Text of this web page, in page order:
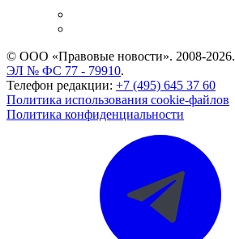
© ООО «Правовые новости». 2008-2026.
ЭЛ № ФС 77 - 79910.
Телефон редакции: +7 (495) 645 37 60
Политика использования cookie-файлов
Политика конфиденциальности